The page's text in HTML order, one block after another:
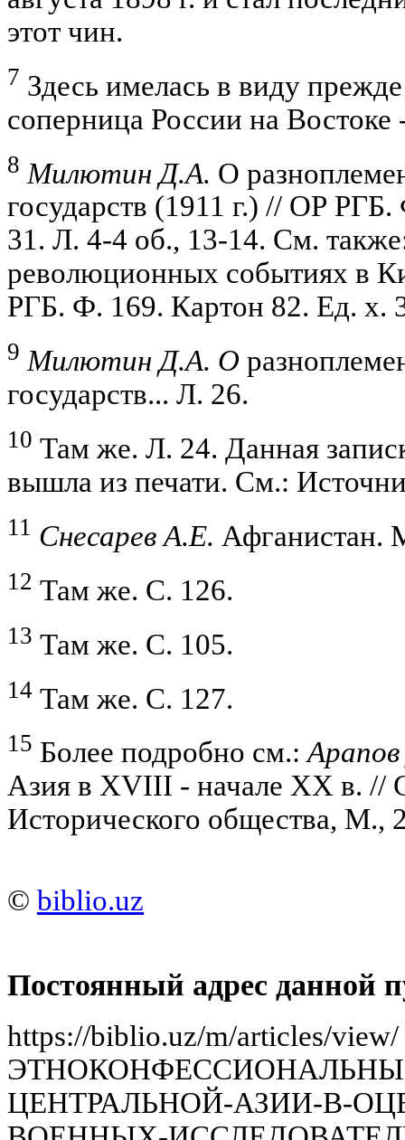
этот чин.
7 Здесь имелась в виду
соперница России на Востоке
8 Милютин Д.А. О
государств (1911 г.) // ОР
31. Л. 4-4 об., 13-14. См.
революционных событиях в
РГБ. Ф. 169. Картон 82. Ед. х.
9 Милютин Д.А. О
государств... Л. 26.
10 Там же. Л. 24. Данная
вышла из печати. См.:
11 Снесарев А.Е. Афганистан.
12 Там же. С. 126.
13 Там же. С. 105.
14 Там же. С. 127.
15 Более подробно см.:
Азия в XVIII - начале XX в. //
Исторического общества, М.,
© biblio.uz
Постоянный адрес данной
https://biblio.uz/m/articles/view/
ЦЕНТРАЛЬНОЙ-АЗИИ-В-